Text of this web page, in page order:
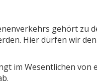
gehört zu
Hier dürfen wir
im Wesentlichen von